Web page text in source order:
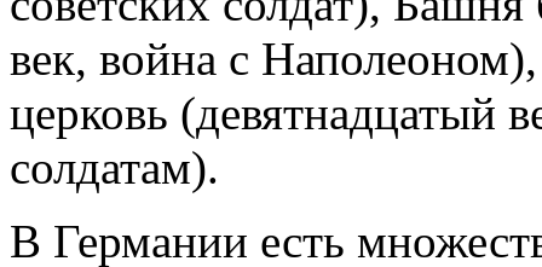
век, война с
церковь (девятнадцатый
солдатам).
В Германии есть